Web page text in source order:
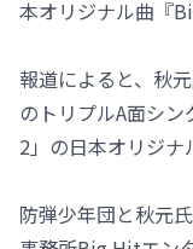
本オリジナル曲『
報道によると、秋
のトリプルA面シ
2」の日本オリジナ
防弾少年団と秋元